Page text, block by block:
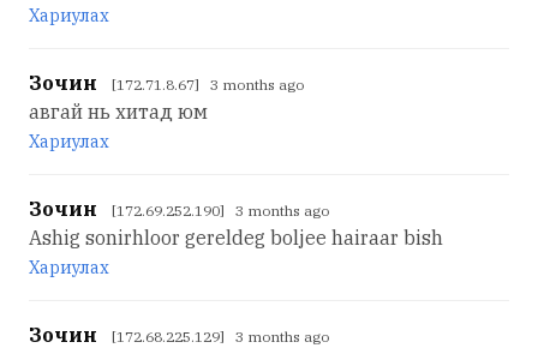
Хариулах
Зочин [172.71.8.67] 3 months ago
авгай нь хитад юм
Хариулах
Зочин [172.69.252.190] 3 months ago
Ashig sonirhloor gereldeg boljee hairaar bish
Хариулах
Зочин [172.68.225.129] 3 months ago